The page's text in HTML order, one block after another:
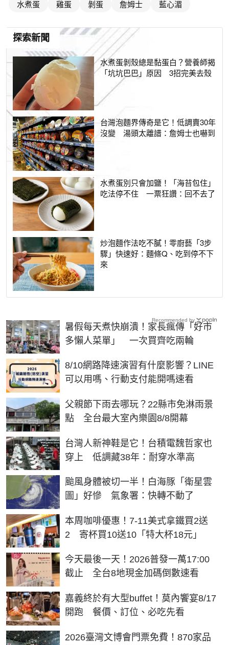
水煮蛋 雞蛋 剝蛋 詹姆士 藍心湄
探索新聞
水煮蛋剝殼總是黏蛋白？營養師揭
「坑坑巴巴」原因 3招完美去殼
台灣泡麵界傳奇是它！低調賣30年
沒變 湯頭太離譜：詹姆士也嚇到
水煮蛋別只會加鹽！「海苔包住」
吃法停不住 一票狂讚：回不去了
炒泡麵作法吃不膩！零廚藝「3步
驟」快速好：麵條Q、吃到停不下
來
暑假每天煮快崩潰！家長瘋傳「好市
多懶人菜單」 一次買齊吃兩輪
8/10網路降速演習有什麼影響？LINE
可以用嗎、行動支付能開嗎速看
父親節下雨去哪玩？22縣市免淋雨景
點 全台最大室內樂園8/8開幕
台灣人新神鞋是它！台積電魏哲家也
穿上 低調藏38年：耐穿水準高
颱風身體被切一半！白海豚「衛星雲
圖」好慘 氣象署：快轉不動了
本周咖啡優惠！7-11美式拿鐵買2送
2 寄杯買10送10「特大杯18元」
今天最後一天！2026普發一萬17:00
截止 全台8地現金加碼倒數速看
嘉義終於有大型buffet！莫內饗宴8/17
開跑 餐價、訂位、必吃先看
2026臺灣文博會門票免費！870家品
Recommended by